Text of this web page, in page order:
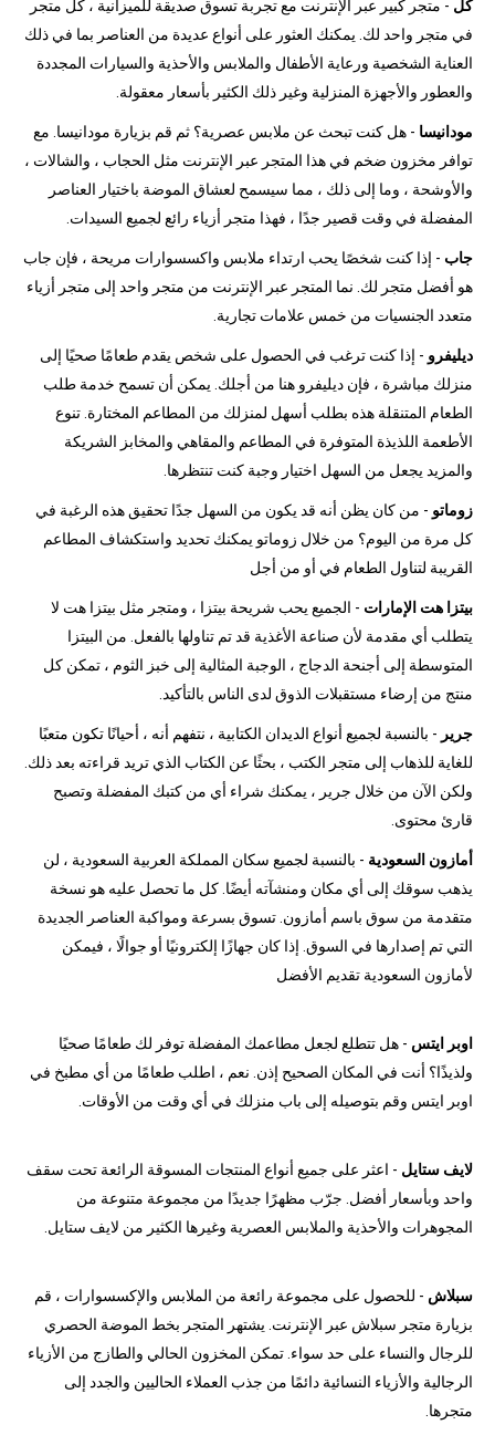
كل - متجر كبير عبر الإنترنت مع تجربة تسوق صديقة للميزانية ، كل متجر
في متجر واحد لك. يمكنك العثور على أنواع عديدة من العناصر بما في ذلك
العناية الشخصية ورعاية الأطفال والملابس والأحذية والسيارات المجددة
والعطور والأجهزة المنزلية وغير ذلك الكثير بأسعار معقولة.
مودانيسا - هل كنت تبحث عن ملابس عصرية؟ ثم قم بزيارة مودانيسا. مع
توافر مخزون ضخم في هذا المتجر عبر الإنترنت مثل الحجاب ، والشالات ،
والأوشحة ، وما إلى ذلك ، مما سيسمح لعشاق الموضة باختيار العناصر
المفضلة في وقت قصير جدًا ، فهذا متجر أزياء رائع لجميع السيدات.
جاب - إذا كنت شخصًا يحب ارتداء ملابس واكسسوارات مريحة ، فإن جاب
هو أفضل متجر لك. نما المتجر عبر الإنترنت من متجر واحد إلى متجر أزياء
متعدد الجنسيات من خمس علامات تجارية.
ديليفرو - إذا كنت ترغب في الحصول على شخص يقدم طعامًا صحيًا إلى
منزلك مباشرة ، فإن ديليفرو هنا من أجلك. يمكن أن تسمح خدمة طلب
الطعام المتنقلة هذه بطلب أسهل لمنزلك من المطاعم المختارة. تنوع
الأطعمة اللذيذة المتوفرة في المطاعم والمقاهي والمخابز الشريكة
والمزيد يجعل من السهل اختيار وجبة كنت تنتظرها.
زوماتو - من كان يظن أنه قد يكون من السهل جدًا تحقيق هذه الرغبة في
كل مرة من اليوم؟ من خلال زوماتو يمكنك تحديد واستكشاف المطاعم
القريبة لتناول الطعام في أو من أجل
بيتزا هت الإمارات - الجميع يحب شريحة بيتزا ، ومتجر مثل بيتزا هت لا
يتطلب أي مقدمة لأن صناعة الأغذية قد تم تناولها بالفعل. من البيتزا
المتوسطة إلى أجنحة الدجاج ، الوجبة المثالية إلى خبز الثوم ، تمكن كل
منتج من إرضاء مستقبلات الذوق لدى الناس بالتأكيد.
جرير - بالنسبة لجميع أنواع الديدان الكتابية ، نتفهم أنه ، أحيانًا تكون متعبًا
للغاية للذهاب إلى متجر الكتب ، بحثًا عن الكتاب الذي تريد قراءته بعد ذلك.
ولكن الآن من خلال جرير ، يمكنك شراء أي من كتبك المفضلة وتصبح
قارئ محتوى.
أمازون السعودية - بالنسبة لجميع سكان المملكة العربية السعودية ، لن
يذهب سوقك إلى أي مكان ومنشآته أيضًا. كل ما تحصل عليه هو نسخة
متقدمة من سوق باسم أمازون. تسوق بسرعة ومواكبة العناصر الجديدة
التي تم إصدارها في السوق. إذا كان جهازًا إلكترونيًا أو جوالًا ، فيمكن
لأمازون السعودية تقديم الأفضل
اوبر ايتس - هل تتطلع لجعل مطاعمك المفضلة توفر لك طعامًا صحيًا
ولذيذًا؟ أنت في المكان الصحيح إذن. نعم ، اطلب طعامًا من أي مطبخ في
اوبر ايتس وقم بتوصيله إلى باب منزلك في أي وقت من الأوقات.
لايف ستايل - اعثر على جميع أنواع المنتجات المسوقة الرائعة تحت سقف
واحد وبأسعار أفضل. جرّب مظهرًا جديدًا من مجموعة متنوعة من
المجوهرات والأحذية والملابس العصرية وغيرها الكثير من لايف ستايل.
سبلاش - للحصول على مجموعة رائعة من الملابس والإكسسوارات ، قم
بزيارة متجر سبلاش عبر الإنترنت. يشتهر المتجر بخط الموضة الحصري
للرجال والنساء على حد سواء. تمكن المخزون الحالي والطازج من الأزياء
الرجالية والأزياء النسائية دائمًا من جذب العملاء الحاليين والجدد إلى
متجرها.